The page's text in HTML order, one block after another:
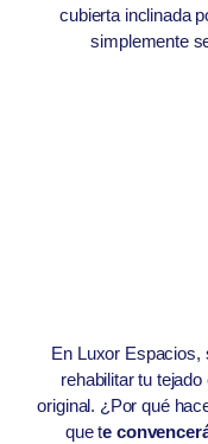
cubierta inclinada
simplemente
En Luxor Espacios,
rehabilitar tu
original. ¿Por qué
que te